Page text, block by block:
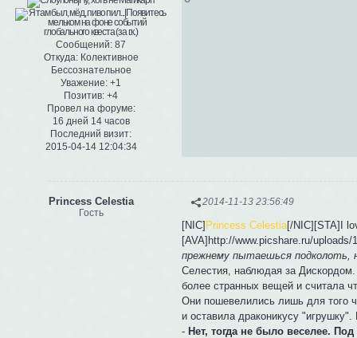
Сообщений: 87
Откуда:Колективное
Бессознательное
Уважение: +1
Позитив: +4
Провел на форуме:
16 дней 14 часов
Последний визит:
2015-04-14 12:04:34
2014-11-13 23:56:49
Princess Celestia
Гость
[NIC]Princess Celestia[/NIC][STA]I
[AVA]http://www.picshare.ru/
прежнему пытаешься подколоть,
Селестия, наблюдая за Дискордом.
более странных вещей и считала
Они пошевелились лишь для того
и оставила драконикусу
-Нет, тогда не было веселее.